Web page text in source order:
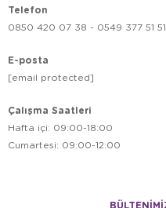
Telefon
0850 420 07 38 - 0549 377 51 51
E-posta
[email protected]
Çalışma Saatleri
Hafta içi: 09:00-18:00
Cumartesi: 09:00-12:00